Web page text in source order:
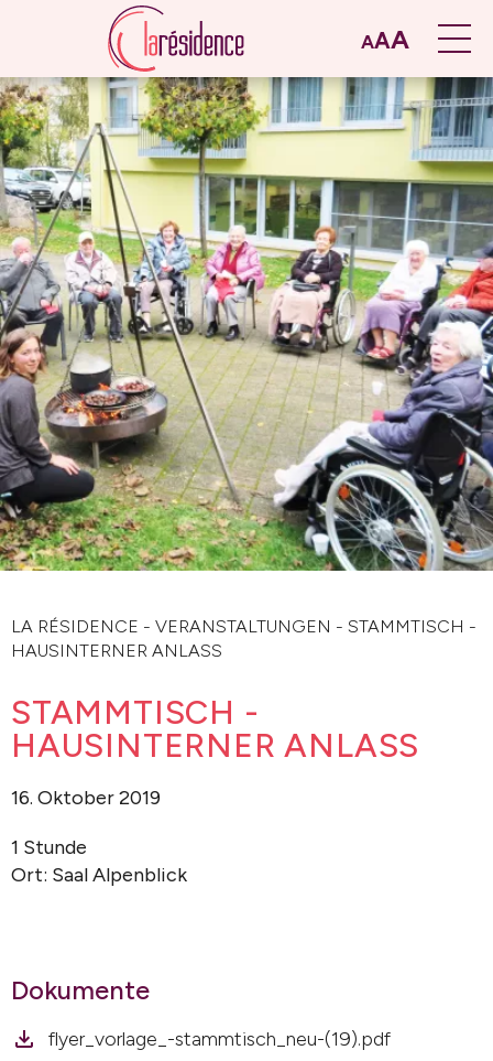
AAA
LA RÉSIDENCE - VERANSTALTUNGEN - STAMMTISCH -
HAUSINTERNER ANLASS
STAMMTISCH -
HAUSINTERNER ANLASS
16. Oktober 2019
1 Stunde
Ort: Saal Alpenblick
Dokumente
flyer_vorlage_-stammtisch_neu-(19).pdf